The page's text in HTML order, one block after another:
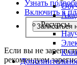
Ресурсы
Узнать
Включить в
Записаться
Если вы не
рекомендуем